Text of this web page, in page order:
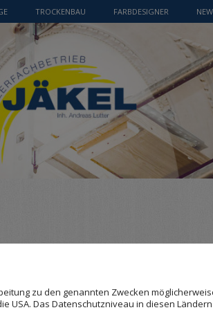
TROCKENBAU FARBDESIGNER
gehören natürlich auch schöne
zu den genannten Zwecken
USA. Das Datenschutzniveau in diesen